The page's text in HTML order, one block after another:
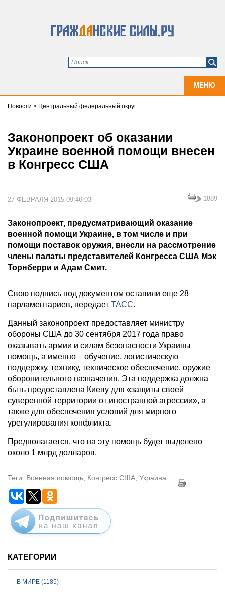
МЕНЮ
Новости > Центральный федеральный округ
Законопроект об оказании
Украине военной помощи внесен
в Конгресс США
27 ФЕВРАЛЯ 2015 09:46:03 1889
Законопроект, предусматривающий оказание
военной помощи Украине, в том числе и при
помощи поставок оружия, внесли на рассмотрение
члены палаты представителей Конгресса США Мэк
Торнберри и Адам Смит.
Свою подпись под документом оставили еще 28
парламентариев, передает ТАСС.
Данный законопроект предоставляет министру
обороны США до 30 сентября 2017 года право
оказывать армии и силам безопасности Украины
помощь, а именно – обучение, логистическую
поддержку, технику, техническое обеспечение, оружие
оборонительного назначения. Эта поддержка должна
быть предоставлена Киеву для «защиты своей
суверенной территории от иностранной агрессии», а
также для обеспечения условий для мирного
урегулирования конфликта.
Предполагается, что на эту помощь будет выделено
около 1 млрд долларов.
Теги: Военная помощь, Конгресс США, Украина
КАТЕГОРИИ
В МИРЕ (1185)